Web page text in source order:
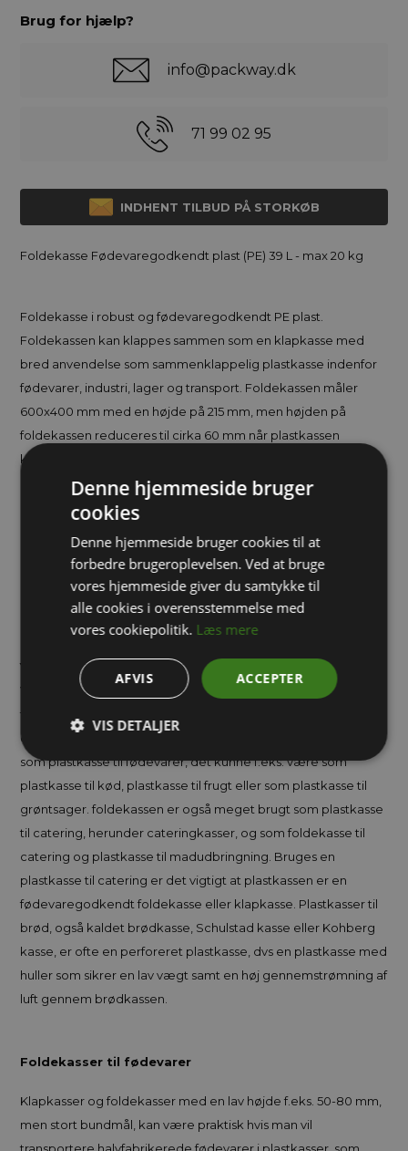
Brug for hjælp?
info@packway.dk
71 99 02 95
INDHENT TILBUD PÅ STORKØB
Foldekasse Fødevaregodkendt plast (PE) 39 L - max 20 kg
Foldekasse i robust og fødevaregodkendt PE plast.
Foldekassen kan klappes sammen som en klapkasse med
bred anvendelse som sammenklappelig plastkasse indenfor
fødevarer, industri, lager og transport. Foldekassen måler
600x400 mm med en højde på 215 mm, men højden på
foldekassen reduceres til cirka 60 mm når plastkassen
klappes sammen.
Den foldbare plastkasse kan stables og passer til målene på
en EURO palle. Plastkassens bundmål er 600x400 og har en
højde på 215 mm. Plastkassen er udført i frost og varme
bestandigt materiale (-20 til +80 grader) og kan leveres i
andre farver ved kun 250 stk.
Yderligere beskrivelse af foldekasser og plastkasser
Vores plastkasser og foldekasser er produceret i
fødevaregodkendt PE plast er det gør det muligt at bruge
disse plast kasser som foldekasser til transport af fødevarer og
som plastkasse til fødevarer, det kunne f.eks. være som
plastkasse til kød, plastkasse til frugt eller som plastkasse til
grøntsager. foldekassen er også meget brugt som plastkasse
til catering, herunder cateringkasser, og som foldekasse til
catering og plastkasse til madudbringning. Bruges en
plastkasse til catering er det vigtigt at plastkassen er en
fødevaregodkendt foldekasse eller klapkasse. Plastkasser til
brød, også kaldet brødkasse, Schulstad kasse eller Kohberg
kasse, er ofte en perforeret plastkasse, dvs en plastkasse med
huller som sikrer en lav vægt samt en høj gennemstrømning af
luft gennem brødkassen.
Foldekasser til fødevarer
Klapkasser og foldekasser med en lav højde f.eks. 50-80 mm,
men stort bundmål, kan være praktisk hvis man vil
Denne hjemmeside bruger
cookies
Denne hjemmeside bruger cookies til at
forbedre brugeroplevelsen. Ved at bruge
vores hjemmeside giver du samtykke til
alle cookies i overensstemmelse med
vores cookiepolitik. Læs mere
ACCEPTER
AFVIS
VIS DETALJER